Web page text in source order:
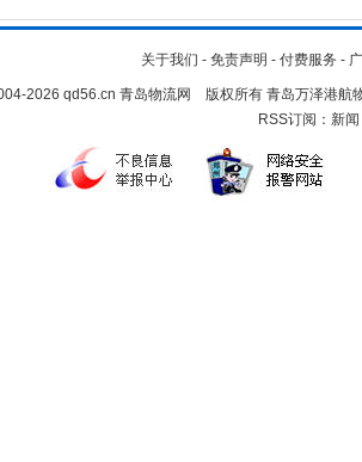
关于我们 - 免责声明 - 付费服务 -
2026 qd56.cn 青岛物流网 版权所有 青岛万泽港航
RSS订阅： 新闻